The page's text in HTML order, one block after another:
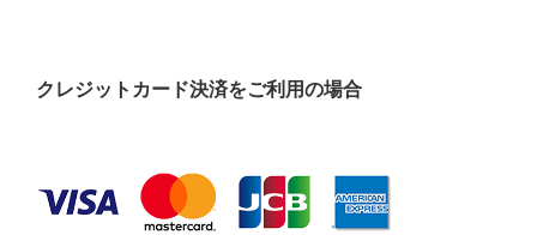
クレジットカード決済をご利用の場合